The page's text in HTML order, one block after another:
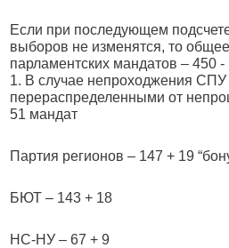
Если при последующем
выборов не изменятся, то
парламентских мандатов – 450 -
1. В случае непроходжения СПУ
перераспределенными от
51 мандат
Партия регионов – 147 + 19
БЮТ – 143 + 18
НС-НУ – 67 + 9